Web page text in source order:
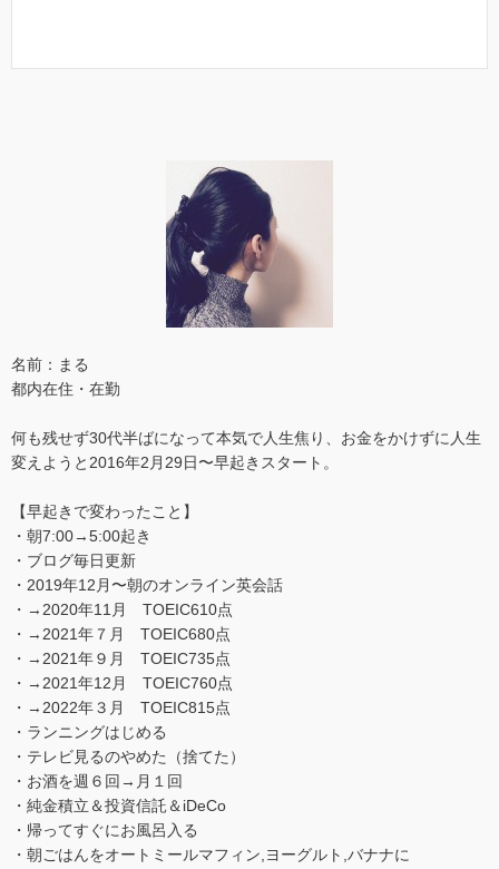
名前：まる
都内在住・在勤
何も残せず30代半ばになって本気で人生焦り、お金をかけずに人生
変えようと2016年2月29日〜早起きスタート。
【早起きで変わったこと】
・朝7:00→5:00起き
・ブログ毎日更新
・2019年12月〜朝のオンライン英会話
・→2020年11月 TOEIC610点
・→2021年７月 TOEIC680点
・→2021年９月 TOEIC735点
・→2021年12月 TOEIC760点
・→2022年３月 TOEIC815点
・ランニングはじめる
・テレビ見るのやめた（捨てた）
・お酒を週６回→月１回
・純金積立＆投資信託＆iDeCo
・帰ってすぐにお風呂入る
・朝ごはんをオートミールマフィン,ヨーグルト,バナナに